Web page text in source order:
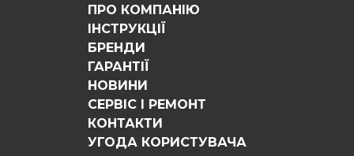
ПРО КОМПАНІЮ
ІНСТРУКЦІЇ
БРЕНДИ
ГАРАНТІЇ
НОВИНИ
СЕРВІС І РЕМОНТ
КОНТАКТИ
УГОДА КОРИСТУВАЧА